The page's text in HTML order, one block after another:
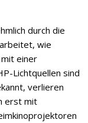
durch die
wie
einer
Lichtquellen sind
verlieren
erst mit